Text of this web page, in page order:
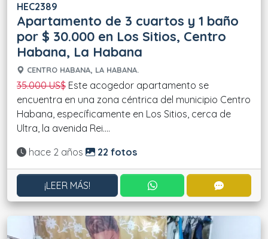
HEC2389
Apartamento de 3 cuartos y 1 baño
por $ 30.000 en Los Sitios, Centro
Habana, La Habana
CENTRO HABANA, LA HABANA.
35.000 US$ Este acogedor apartamento se
encuentra en una zona céntrica del municipio Centro
Habana, específicamente en Los Sitios, cerca de
Ultra, la avenida Rei....
Actualizado:
hace 2 años 22 fotos
¡LEER MÁS! CONTACTAR POR